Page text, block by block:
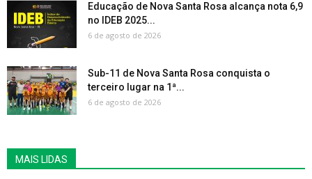
Educação de Nova Santa Rosa alcança nota 6,9
no IDEB 2025...
6 de agosto de 2026
Sub-11 de Nova Santa Rosa conquista o
terceiro lugar na 1ª...
6 de agosto de 2026
MAIS LIDAS